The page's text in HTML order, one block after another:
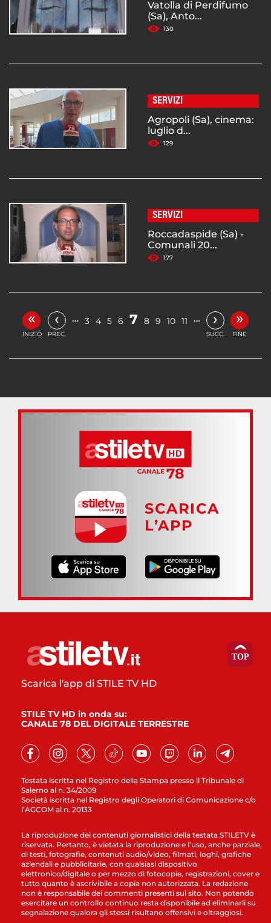
Vatolla di Perdifumo
(Sa), Anto...
130
SERVIZI
Agropoli (Sa), cinema:
luglio d...
129
SERVIZI
Roccadaspide (Sa) -
Comunali 20...
177
«
INIZIO
‹
PREC.
… 3 4 5 6 7 8 9 10 11 … ›
SUCC.
»
FINE
SCARICA
L’APP
Testata iscritta nel Registro della Stampa presso il Tribunale di
Salerno al n. 34/2009
Società iscritta nel Registro degli Operatori di Comunicazione c/o
l’AGCOM al n. 20133
Scarica l'app di STILE TV HD
STILE TV HD in onda su:
CANALE 78 DEL DIGITALE TERRESTRE
La riproduzione dei contenuti giornalistici della testata STILETV è
riservata. Pertanto, è vietata la riproduzione e l’uso, anche parziale,
di testi, fotografie, contenuti audio/video, filmati, loghi, grafiche
aziendali e pubblicitarie, con qualsiasi dispositivo
elettronico/digitale o per mezzo di fotocopie, registrazioni, cover e
tutto quanto è ascrivibile a copia non autorizzata. La redazione
non è responsabile dei commenti presenti sul sito. Non potendo
esercitare un controllo continuo resta disponibile ad eliminarli su
segnalazione qualora gli stessi risultano offensivi e oltraggiosi.